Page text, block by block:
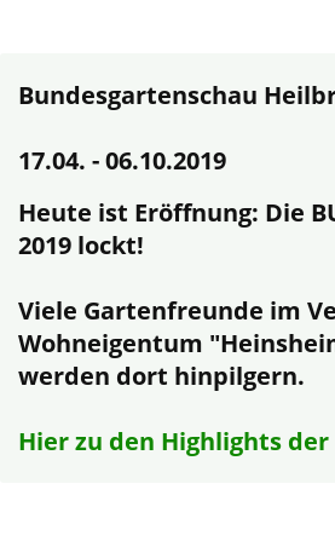
Bundesgartenschau
17.04. - 06.10.2019
Heute ist Eröffnung: Die
2019 lockt!
Viele Gartenfreunde im
Wohneigentum
werden dort hinpilgern.
Hier zu den Highlights der